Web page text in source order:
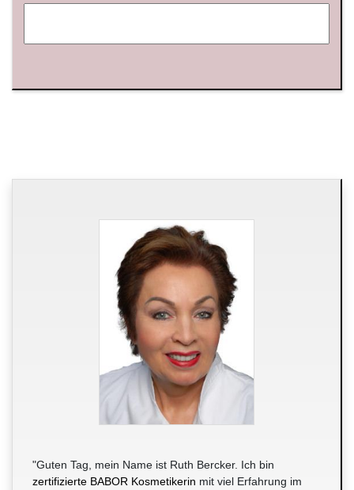
"Guten Tag, mein Name ist Ruth Bercker. Ich bin
zertifizierte BABOR Kosmetikerin mit viel Erfahrung im